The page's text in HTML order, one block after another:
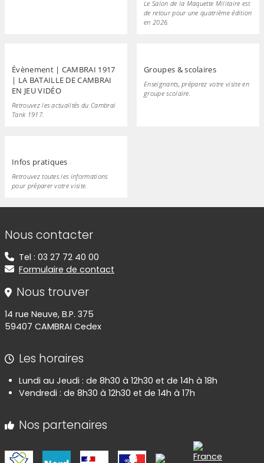
Le Salon de la Maquette Militaire est
de retour pour une quatrième édition
en 2026.
Évènement | CAMBRAI 1917
| LA BATAILLE DE CAMBRAI
EN JEU VIDÉO
Retrouvez les actualités du Cambrai
Tank 1917.
Groupes & scolaires
Enseignants, préparez votre visite en
groupe scolaire.
Infos pratiques
Retrouvez toutes les informations
pour préparer votre visite.
Informations de contact
Nous contacter
Tel : 03 27 72 40 00
Formulaire de contact
Nous trouver
14 rue Neuve, B.P. 375
59407 CAMBRAI Cedex
Les horaires
Lundi au Jeudi : de 8h30 à 12h30 et de 14h à 18h
Vendredi : de 8h30 à 12h30 et de 14h à 17h
Nos partenaires